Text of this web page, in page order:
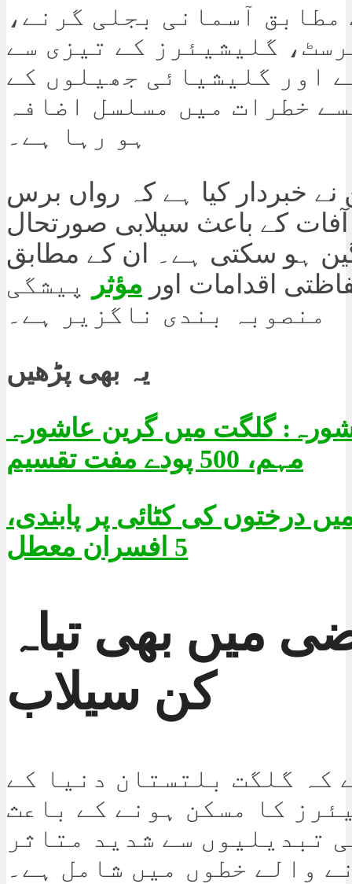
مطابق آسمانی بجلی گرنے،
گلیشیئرز کے تیزی سے
اور گلیشیائی جھیلوں کے
خطرات میں مسلسل اضافہ
ہو رہا ہے۔
نے خبردار کیا ہے کہ رواں برس
کے باعث سیلابی صورتحال
ہو سکتی ہے۔ ان کے مطابق
اقدامات اور مؤثر
پیشگی
منصوبہ بندی ناگزیر ہے۔
یہ بھی پڑھیں
گلگت میں گرین عاشورہ
مہم، 500 پودے مفت تقسیم
درختوں کی کٹائی پر پابندی،
5 افسران معطل
میں بھی تباہ
کن سیلاب
کہ گلگت بلتستان دنیا کے
کا مسکن ہونے کے باعث
تبدیلیوں سے شدید متاثر
والے خطوں میں شامل ہے۔